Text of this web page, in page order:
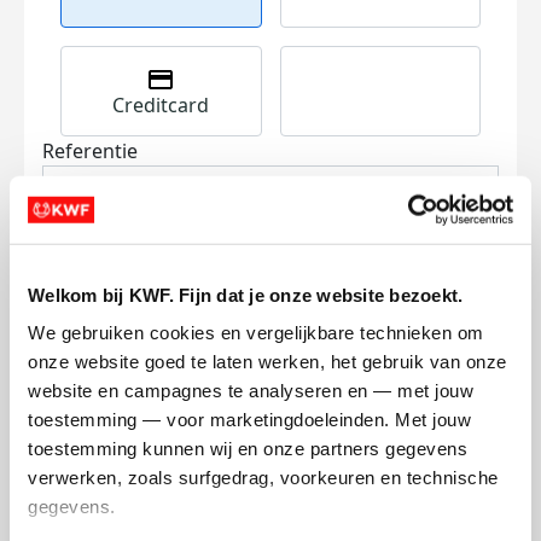
Welkom bij KWF. Fijn dat je onze website bezoekt.
We gebruiken cookies en vergelijkbare technieken om
onze website goed te laten werken, het gebruik van onze
website en campagnes te analyseren en — met jouw
toestemming — voor marketingdoeleinden. Met jouw
toestemming kunnen wij en onze partners gegevens
verwerken, zoals surfgedrag, voorkeuren en technische
gegevens.
Creditcard
Referentie
Ik wil bijdragen aan de transactiekosten
en betaal €0.75 extra.
Doneer nu